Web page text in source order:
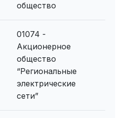
общество
01074 -
Акционерное
общество
“Региональные
электрические
сети”